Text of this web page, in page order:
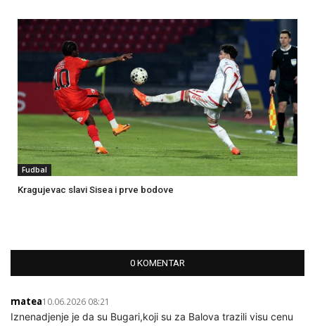
Fudbal
Kragujevac slavi Sisea i prve bodove
0 KOMENTAR
matea10.06.2026 08:21
Iznenadjenje je da su Bugari,koji su za Balova trazili visu cenu